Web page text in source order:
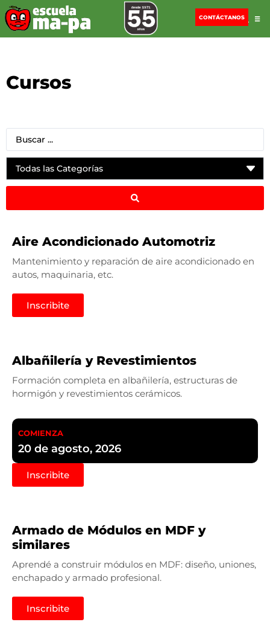
CONTÁCTANOS
Cursos
Aire Acondicionado Automotriz
Mantenimiento y reparación de aire acondicionado en
autos, maquinaria, etc.
Inscribite
Albañilería y Revestimientos
Formación completa en albañilería, estructuras de
hormigón y revestimientos cerámicos.
COMIENZA
20 de agosto, 2026
Inscribite
Armado de Módulos en MDF y
similares
Aprendé a construir módulos en MDF: diseño, uniones,
enchapado y armado profesional.
Inscribite